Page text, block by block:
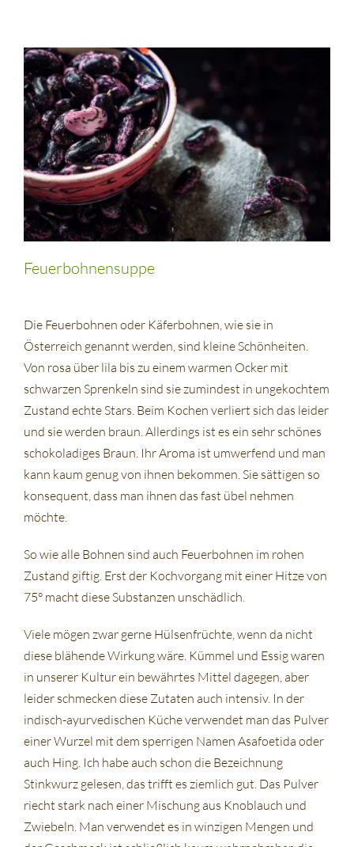
Feuerbohnensuppe
Die Feuerbohnen oder Käferbohnen, wie sie in
Österreich genannt werden, sind kleine Schönheiten.
Von rosa über lila bis zu einem warmen Ocker mit
schwarzen Sprenkeln sind sie zumindest in ungekochtem
Zustand echte Stars. Beim Kochen verliert sich das leider
und sie werden braun. Allerdings ist es ein sehr schönes
schokoladiges Braun. Ihr Aroma ist umwerfend und man
kann kaum genug von ihnen bekommen. Sie sättigen so
konsequent, dass man ihnen das fast übel nehmen
möchte.
So wie alle Bohnen sind auch Feuerbohnen im rohen
Zustand giftig. Erst der Kochvorgang mit einer Hitze von
75° macht diese Substanzen unschädlich.
Viele mögen zwar gerne Hülsenfrüchte, wenn da nicht
diese blähende Wirkung wäre. Kümmel und Essig waren
in unserer Kultur ein bewährtes Mittel dagegen, aber
leider schmecken diese Zutaten auch intensiv. In der
indisch-ayurvedischen Küche verwendet man das Pulver
einer Wurzel mit dem sperrigen Namen Asafoetida oder
auch Hing. Ich habe auch schon die Bezeichnung
Stinkwurz gelesen, das trifft es ziemlich gut. Das Pulver
riecht stark nach einer Mischung aus Knoblauch und
Zwiebeln. Man verwendet es in winzigen Mengen und